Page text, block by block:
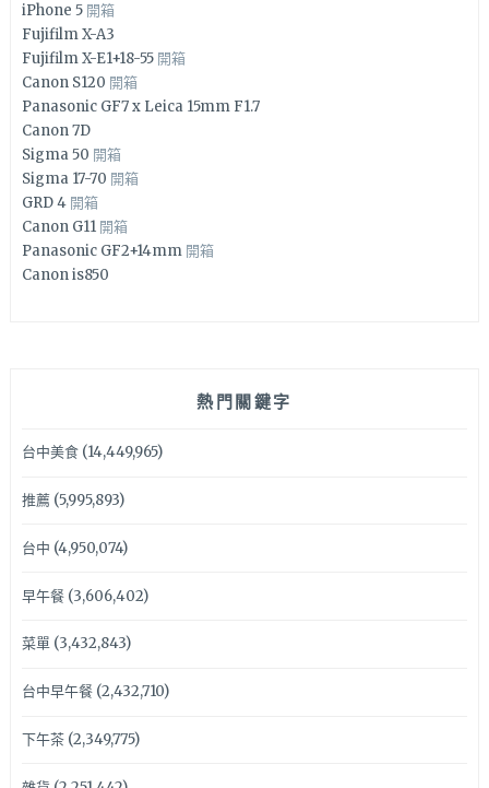
iPhone 5 開箱
Fujifilm X-A3
Fujifilm X-E1+18-55 開箱
Canon S120 開箱
Panasonic GF7 x Leica 15mm F1.7
Canon 7D
Sigma 50 開箱
Sigma 17-70 開箱
GRD 4 開箱
Canon G11 開箱
Panasonic GF2+14mm 開箱
Canon is850
熱門關鍵字
台中美食(14,449,965)
推薦(5,995,893)
台中 (4,950,074)
早午餐(3,606,402)
菜單(3,432,843)
台中早午餐(2,432,710)
下午茶(2,349,775)